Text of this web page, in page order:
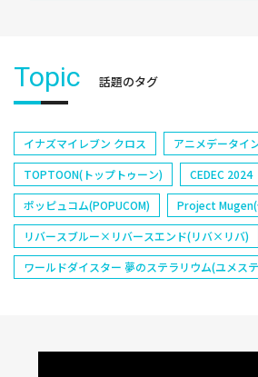
Topic 話題のタグ
イナズマイレブン クロス
アニメデータイ
TOPTOON(トップトゥーン)
CEDEC 2024
ポッピュコム(POPUCOM)
Project
リバースブルー×リバースエンド(リバ×リバ)
ワールドダイスター 夢のステラリウム(ユメス